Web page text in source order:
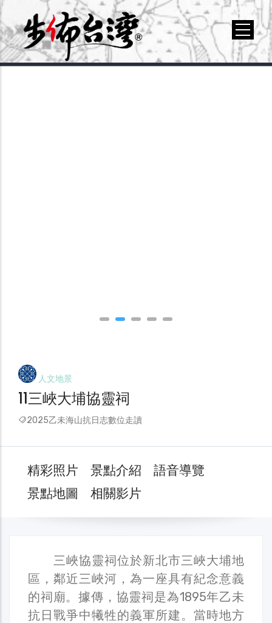
人文地景
11三峽大埔協靈祠
2025乙未海山抗日志數位走讀
精彩照片 景點介紹
語音導覽
景點地圖
相關影片
三峽協靈祠位於新北市三峽大埔地
區，鄰近三峽河，為一座具有紀念意義
的祠廟。據傳，協靈祠是為1895年乙未
抗日戰爭中犧牲的義軍所建。當時地方